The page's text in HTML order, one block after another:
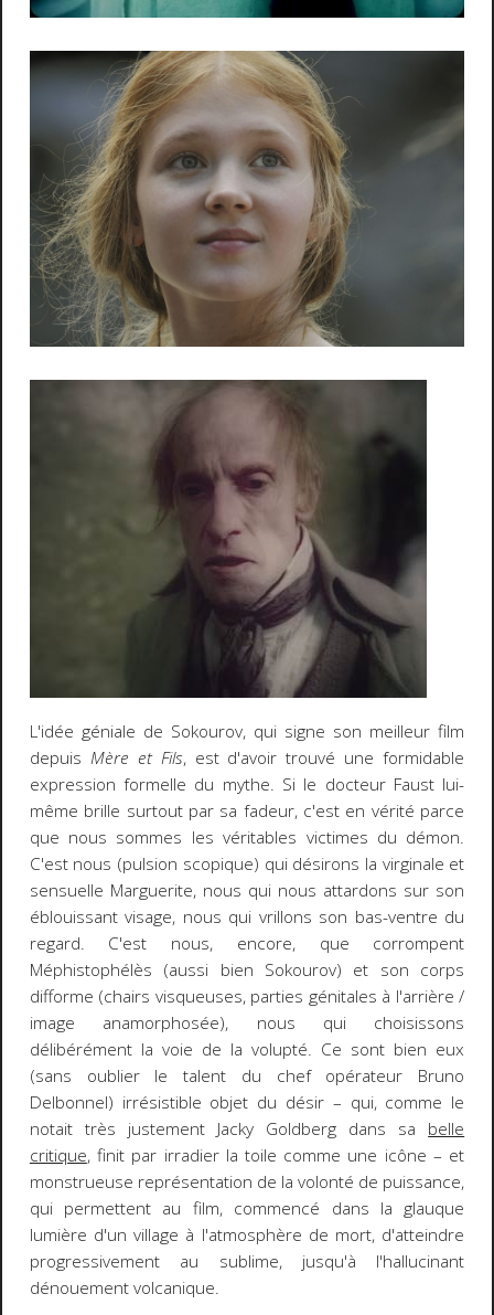
L'idée géniale de Sokourov, qui signe son meilleur film
depuis Mère et Fils, est d'avoir trouvé une formidable
expression formelle du mythe. Si le docteur Faust lui-
même brille surtout par sa fadeur, c'est en vérité parce
que nous sommes les véritables victimes du démon.
C'est nous (pulsion scopique) qui désirons la virginale et
sensuelle Marguerite, nous qui nous attardons sur son
éblouissant visage, nous qui vrillons son bas-ventre du
regard. C'est nous, encore, que corrompent
Méphistophélès (aussi bien Sokourov) et son corps
difforme (chairs visqueuses, parties génitales à l'arrière /
image anamorphosée), nous qui choisissons
délibérément la voie de la volupté. Ce sont bien eux
(sans oublier le talent du chef opérateur Bruno
Delbonnel) irrésistible objet du désir – qui, comme le
notait très justement Jacky Goldberg dans sa belle
critique, finit par irradier la toile comme une icône – et
monstrueuse représentation de la volonté de puissance,
qui permettent au film, commencé dans la glauque
lumière d'un village à l'atmosphère de mort, d'atteindre
progressivement au sublime, jusqu'à l'hallucinant
dénouement volcanique.